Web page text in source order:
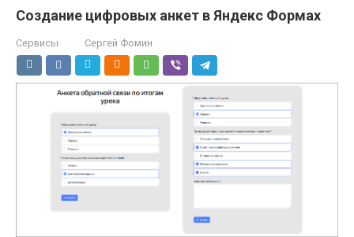
Создание цифровых анкет в Яндекс Формах
Сервисы Сергей Фомин